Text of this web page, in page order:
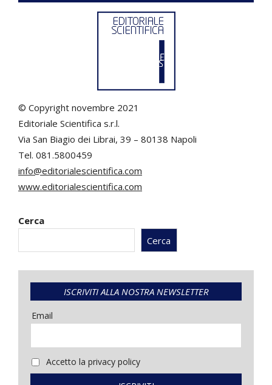
© Copyright novembre 2021
Editoriale Scientifica s.r.l.
Via San Biagio dei Librai, 39 – 80138 Napoli
Tel. 081.5800459
info@editorialescientifica.com
www.editorialescientifica.com
Cerca
Cerca
ISCRIVITI ALLA NOSTRA NEWSLETTER
Email
Accetto la privacy policy